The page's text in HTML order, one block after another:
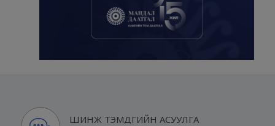
ШИНЖ ТЭМДГИЙН АСУУЛГА